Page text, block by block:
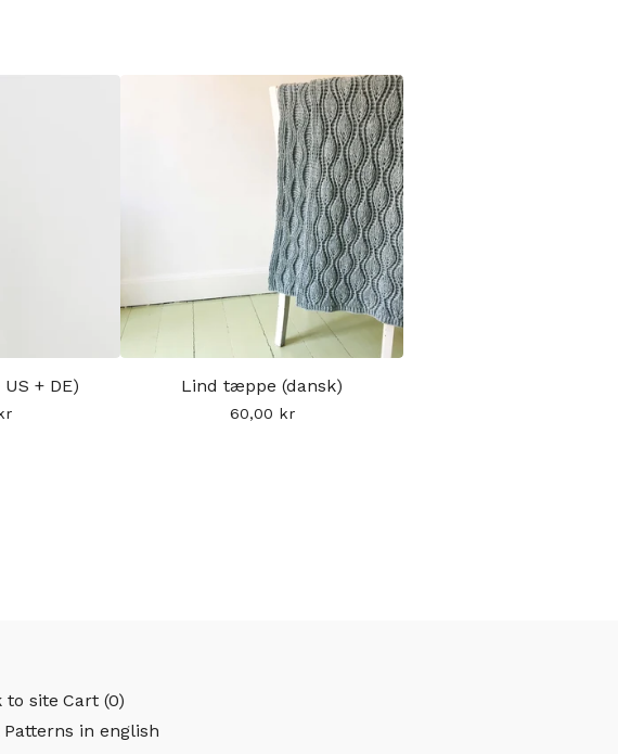
+ DE) Lind tæppe (dansk)
60,00 kr
to site Cart (0)
Patterns in english